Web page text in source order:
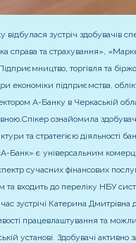
відбулася зустріч здобувачів
справа та страхування»,
торгівля та
економіки підприємства,
А-Банку в Черкаській
Спікер ознайомила
та стратегією діяльності
Банк» є універсальним
сучасних фінансових
входить до переліку НБУ
зустрічі Катерина
працевлаштування та
установі. Здобувачі активно